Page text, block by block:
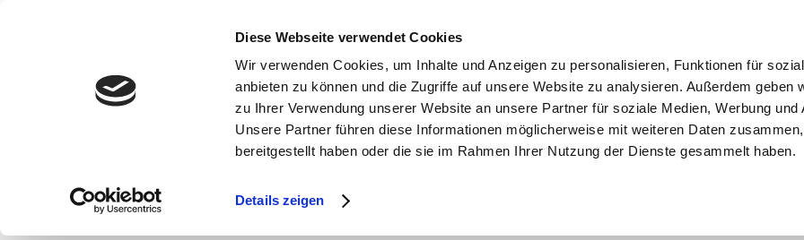
Diese Webseite verwendet Cookies
Wir verwenden Cookies, um Inhalte und Anzeigen zu personalisieren, Funktionen für
anbieten zu können und die Zugriffe auf unsere Website zu analysieren. Außerdem geben
zu Ihrer Verwendung unserer Website an unsere Partner für soziale Medien, Werbung und
Unsere Partner führen diese Informationen möglicherweise mit weiteren Daten
bereitgestellt haben oder die sie im Rahmen Ihrer Nutzung der Dienste gesammelt haben.
Details zeigen
bestellen und ausdrucken
3 x täglich an Werktagen!